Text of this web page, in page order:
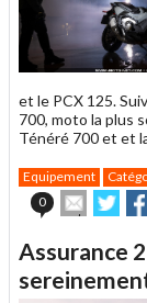
et le PCX 125.
700, moto la plus
Ténéré 700 et et
Equipement
0
Envoyer
cet
à
un
ami
sur sur
Assurance